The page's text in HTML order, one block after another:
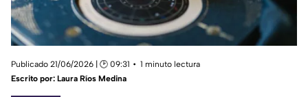
Publicado 21/06/2026 | 🕑 09:31
1 minuto lectura
Escrito por: Laura Ríos Medina